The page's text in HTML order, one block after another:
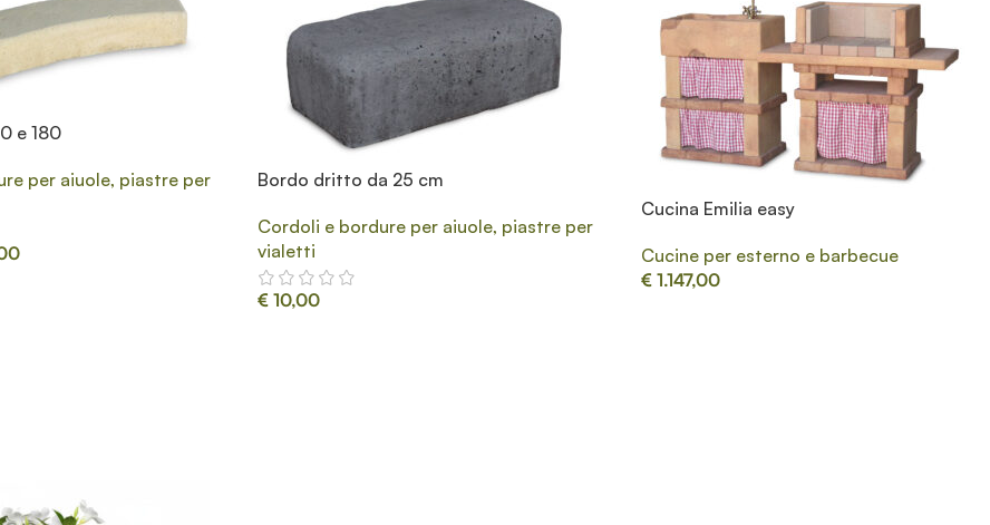
e 180
per aiuole, piastre per
Bordo dritto da 25 cm
Cordoli e bordure per aiuole, piastre per
vialetti
€ 10,00
Cucina Emilia easy
Cucine per esterno e barbecue
€1.147,00